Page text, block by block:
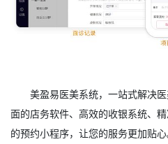
美盈易医美系统，一站式解决
面的店务软件、高效的收银系统、
的预约小程序，让您的服务更加贴